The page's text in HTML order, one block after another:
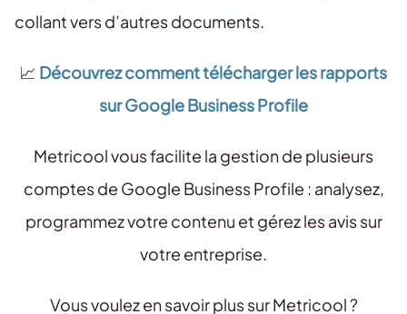
collant vers d’autres documents.
📈 Découvrez comment télécharger les rapports
sur Google Business Profile
Metricool vous facilite la gestion de plusieurs
comptes de Google Business Profile : analysez,
programmez votre contenu et gérez les avis sur
votre entreprise.
Vous voulez en savoir plus sur Metricool ?